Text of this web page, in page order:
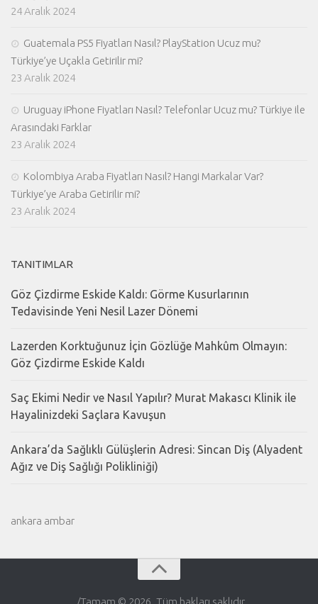
24 Aralık 2024
Guatemala PS5 Fiyatları Nasıl? PlayStation Ucuz mu?
Türkiye’ye Uçakla Getirilir mi?
23 Aralık 2024
Uruguay iPhone Fiyatları Nasıl? Telefonlar Ucuz mu? Türkiye ile
Arasındaki Farklar
23 Aralık 2024
Kolombiya Araba Fiyatları Nasıl? Hangi Markalar Var?
Türkiye’ye Araba Getirilir mi?
23 Aralık 2024
TANITIMLAR
Göz Çizdirme Eskide Kaldı: Görme Kusurlarının
Tedavisinde Yeni Nesil Lazer Dönemi
Lazerden Korktuğunuz İçin Gözlüğe Mahkûm Olmayın:
Göz Çizdirme Eskide Kaldı
Saç Ekimi Nedir ve Nasıl Yapılır? Murat Makascı Klinik ile
Hayalinizdeki Saçlara Kavuşun
Ankara’da Sağlıklı Gülüşlerin Adresi: Sincan Diş (Alyadent
Ağız ve Diş Sağlığı Polikliniği)
ankara ambar
. /Tamam © 2026. Tüm hakları saklıdır.